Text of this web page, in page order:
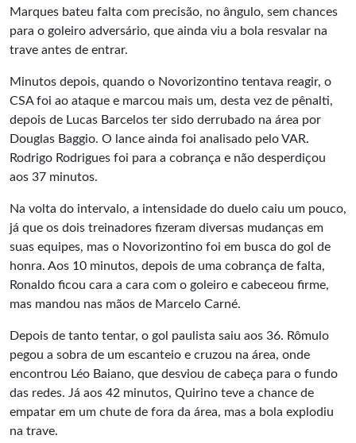
Marques bateu falta com precisão, no ângulo, sem chances
para o goleiro adversário, que ainda viu a bola resvalar na
trave antes de entrar.
Minutos depois, quando o Novorizontino tentava reagir, o
CSA foi ao ataque e marcou mais um, desta vez de pênalti,
depois de Lucas Barcelos ter sido derrubado na área por
Douglas Baggio. O lance ainda foi analisado pelo VAR.
Rodrigo Rodrigues foi para a cobrança e não desperdiçou
aos 37 minutos.
Na volta do intervalo, a intensidade do duelo caiu um pouco,
já que os dois treinadores fizeram diversas mudanças em
suas equipes, mas o Novorizontino foi em busca do gol de
honra. Aos 10 minutos, depois de uma cobrança de falta,
Ronaldo ficou cara a cara com o goleiro e cabeceou firme,
mas mandou nas mãos de Marcelo Carné.
Depois de tanto tentar, o gol paulista saiu aos 36. Rômulo
pegou a sobra de um escanteio e cruzou na área, onde
encontrou Léo Baiano, que desviou de cabeça para o fundo
das redes. Já aos 42 minutos, Quirino teve a chance de
empatar em um chute de fora da área, mas a bola explodiu
na trave.